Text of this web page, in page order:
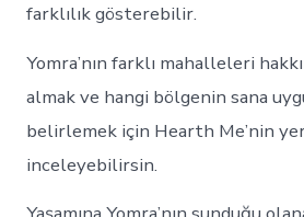
farklılık gösterebilir.
Yomra’nın farklı mahalleleri
almak ve hangi bölgenin sana
belirlemek için Hearth Me’nin
inceleyebilirsin.